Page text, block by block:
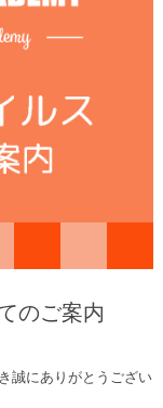
のご案内
誠にありがとうござい